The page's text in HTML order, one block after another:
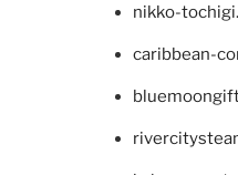
nikko-
caribbean-